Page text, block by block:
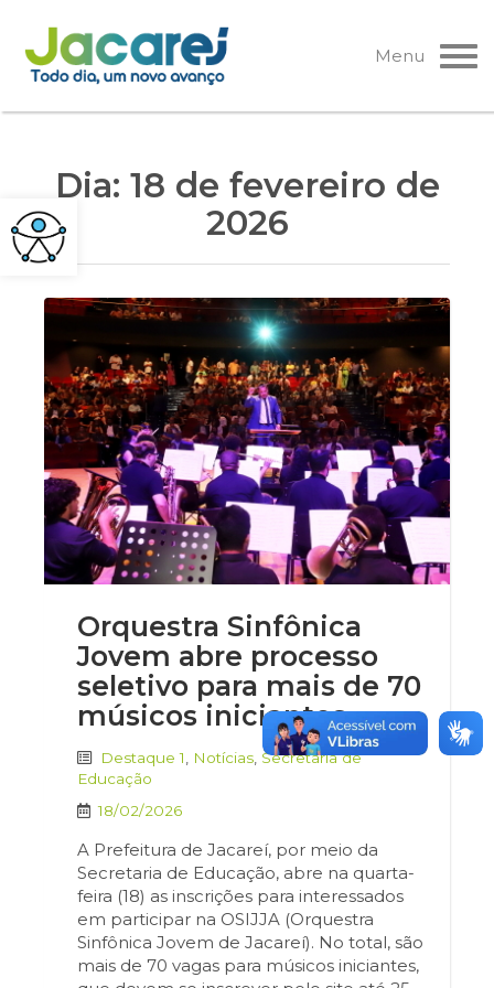
Pular
para
o
Menu
Dia: 18 de fevereiro de
2026
Orquestra Sinfônica
Jovem abre processo
seletivo para mais de 70
músicos iniciantes
Destaque 1 Notícias Secretaria de
Educação
18/02/2026
A Prefeitura de Jacareí, por meio da
Secretaria de Educação, abre na quarta-
feira (18) as inscrições para interessados
em participar na OSIJJA (Orquestra
Sinfônica Jovem de Jacareí). No total, são
mais de 70 vagas para músicos iniciantes,